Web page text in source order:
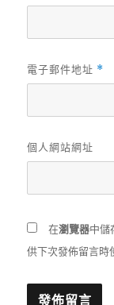
電子郵件地址 *
個人網站網址
在瀏覽器中儲
供下次發佈留言時